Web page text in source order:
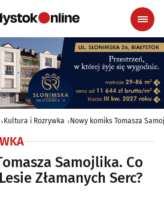
Kultura i Rozrywka Nowy komiks Tomasza
Samojlika. Co
Złamanych Serc?